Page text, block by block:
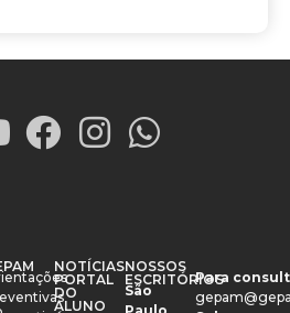
NOTÍCIAS
PORTAL
DO
ALUNO
NOSSOS
ESCRITÓRIOS
São
Para